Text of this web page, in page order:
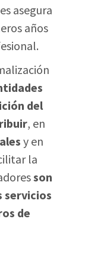
asegura
años
del
, en
y en
la
son
servicios
de